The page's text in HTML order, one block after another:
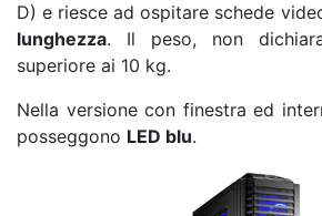
D) e riesce ad ospitare schede
lunghezza. Il peso, non
superiore ai 10 kg.
Nella versione con finestra ed
posseggono LED blu.